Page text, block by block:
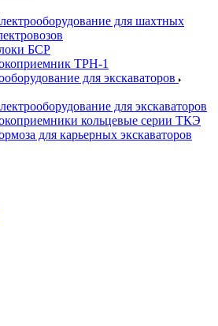
для шахтных
БСР
ТРН-1
для экскаваторов
для экскаваторов
кольцевые серии ТКЭ
для карьерных экскаваторов